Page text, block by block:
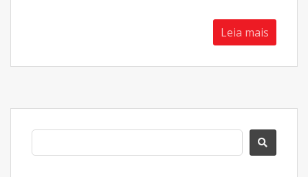
Leia mais